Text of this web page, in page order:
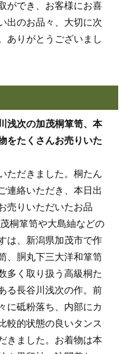
ができ、お客様にお喜
出のお品々、大切に次
ありがとうございまし
浅次の加茂桐箪笥、本
をたくさんお売りいた
ただきました。桐たん
連絡いただき、本日出
売りいただいたお品
桐箪笥や大島紬などの
は、新潟県加茂市で作
、胴丸下三大洋和箪笥
多く取り扱う高級桐た
る長谷川浅次の作。前
に砥粉落ち、内部にカ
較的状態の良いタンス
きました。お着物は本